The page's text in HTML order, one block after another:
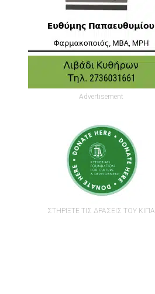
Advertisement
ΣΤΗΡΙΞΤΕ ΤΙΣ ΔΡΑΣΕΙΣ ΤΟΥ ΚΙΠΑ